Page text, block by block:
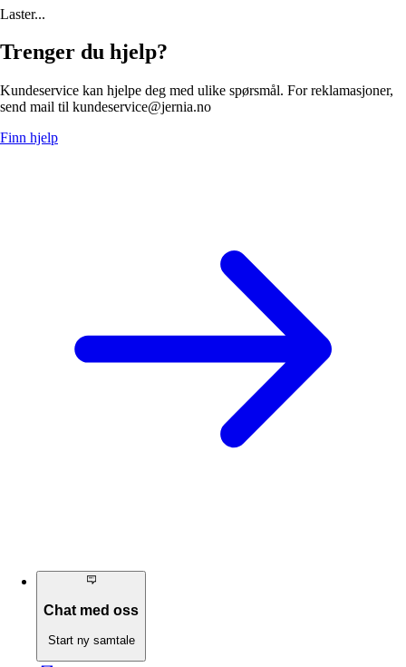
Laster...
Trenger du hjelp?
Kundeservice kan hjelpe deg med ulike spørsmål. For reklamasjoner,
send mail til kundeservice@jernia.no
Finn hjelp
Chat med oss
Start ny samtale